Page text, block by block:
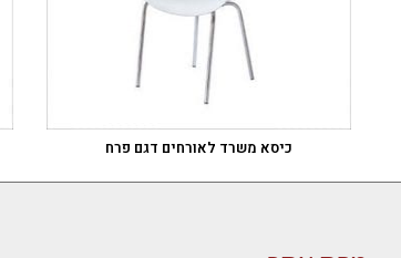
כיסא משרד לאורחים דגם פרח